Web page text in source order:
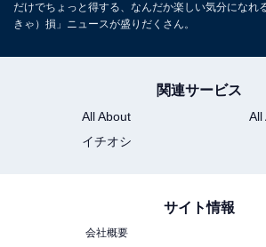
だけでちょっと得する、なんだか楽しい気分になれ
きゃ）損」ニュースが盛りだくさん。
関連サービス
All About
All
イチオシ
サイト情報
会社概要